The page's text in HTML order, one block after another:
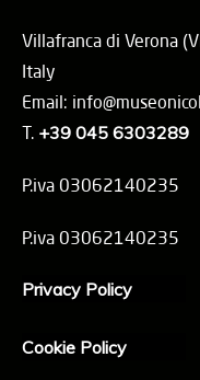
Villafranca di Verona
Italy
Email:
T. +39 045 6303289
P.iva 03062140235
P.iva 03062140235
Privacy Policy
Cookie Policy